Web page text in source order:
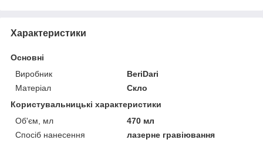
Характеристики
Основні
Виробник
BeriDari
Матеріал
Скло
Користувальницькі характеристики
Об'єм, мл
470 мл
Спосіб нанесення
лазерне гравіювання